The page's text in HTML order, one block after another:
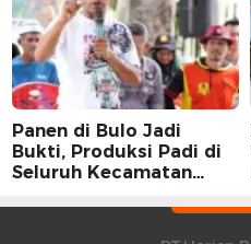
Panen di Bulo Jadi
Bukti, Produksi Padi di
Seluruh Kecamatan
Peningkatan